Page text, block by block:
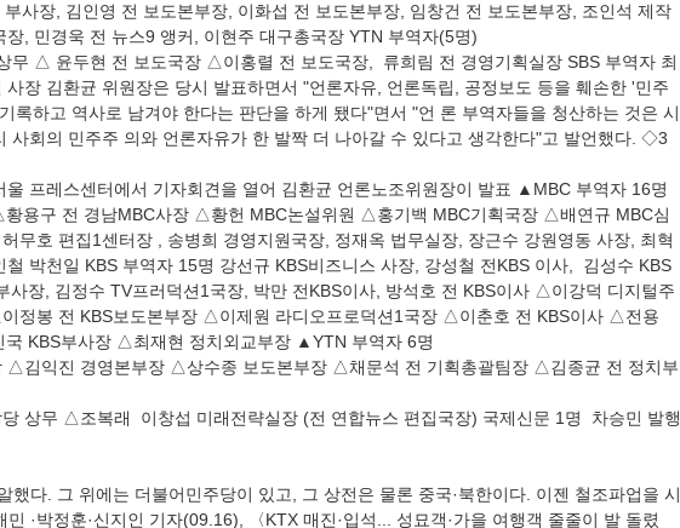
사장, 김인영 전 보도본부장, 이화섭 전 보도본부장, 임창건 전 보도본부장, 조인석 제작
, 민경욱 전 뉴스9 앵커, 이현주 대구총국장 YTN 부역자(5명)
△ 윤두현 전 보도국장 △이홍렬 전 보도국장,  류희림 전 경영기획실장 SBS 부역자 최
장 김환균 위원장은 당시 발표하면서 "언론자유, 언론독립, 공정보도 등을 훼손한 '민주
록하고 역사로 남겨야 한다는 판단을 하게 됐다"면서 "언 론 부역자들을 청산하는 것은 시
사회의 민주주 의와 언론자유가 한 발짝 더 나아갈 수 있다고 생각한다"고 발언했다. ◇3
프레스센터에서 기자회견을 열어 김환균 언론노조위원장이 발표 ▲MBC 부역자 16명
용구 전 경남MBC사장 △황헌 MBC논설위원 △홍기백 MBC기획국장 △배연규 MBC심
무호 편집1센터장 , 송병희 경영지원국장, 정재옥 법무실장, 장근수 강원영동 사장, 최혁
박천일 KBS 부역자 15명 강선규 KBS비즈니스 사장, 강성철 전KBS 이사,  김성수 KBS
사장, 김정수 TV프러덕션1국장, 박만 전KBS이사, 방석호 전 KBS이사 △이강덕 디지털주
정봉 전 KBS보도본부장 △이제원 라디오프로덕션1국장 △이춘호 전 KBS이사 △전용
KBS부사장 △최재현 정치외교부장 ▲YTN 부역자 6명
△김익진 경영본부장 △상수종 보도본부장 △채문석 전 기획총괄팀장 △김종균 전 정치부
상무 △조복래  이창섭 미래전략실장 (전 연합뉴스 편집국장) 국제신문 1명  차승민 발행
민 ·박정훈·신지인 기자(09.16), 〈KTX 매진·입석... 성묘객·가을 여행객 줄줄이 발 돌렸